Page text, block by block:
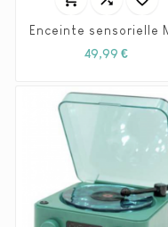
Enceinte sensorielle
49,99 €Prix